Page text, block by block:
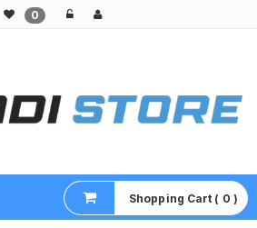
0
Shopping Cart ( 0 )